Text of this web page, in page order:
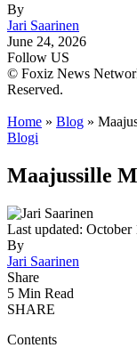
By
Jari Saarinen
June 24, 2026
Follow US
© Foxiz News
Reserved.
Home » Blog »
Blogi
Maajussille
Last updated:
By
Jari Saarinen
Share
5 Min Read
SHARE
Contents